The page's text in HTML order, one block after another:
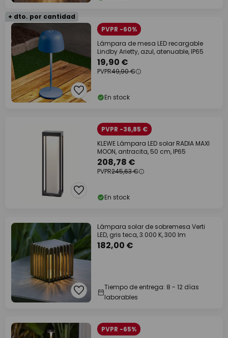
+ dto. por cantidad
PVPR -60%
Lámpara de mesa LED recargable
Lindby Arietty, azul, atenuable, IP65
19,90 €
PVPR49,90 €
En stock
PVPR -36,85 €
KLEWE Lámpara LED solar RADIA MAXI
MOON, antracita, 50 cm, IP65
208,78 €
PVPR245,63 €
En stock
Lámpara solar de sobremesa Verti
LED, gris teca, 3.000 K, 300 lm
182,00 €
Tiempo de entrega: 8 - 12 días
laborables
PVPR -65%